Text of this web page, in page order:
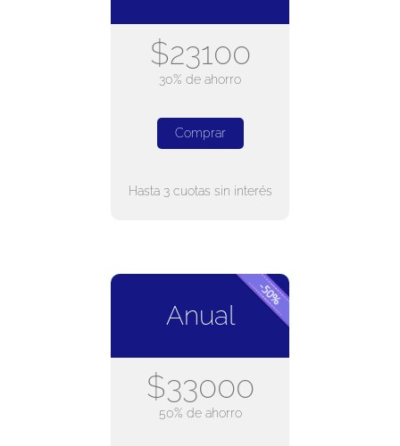
$23100
30% de ahorro
Comprar
Hasta 3 cuotas sin interés
Anual
$33000
50% de ahorro